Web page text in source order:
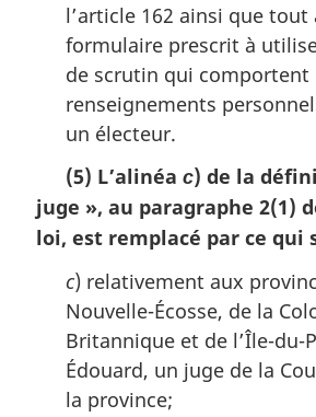
l’article 162 ainsi que tout
formulaire prescrit à
de scrutin qui comportent
renseignements
un électeur.
(5) L’alinéa c) de la
juge », au paragraphe 2(1)
loi, est remplacé par ce qui
c) relativement aux
Nouvelle-Écosse, de la
Britannique et de l’Île-du-
Édouard, un juge de la
la province;